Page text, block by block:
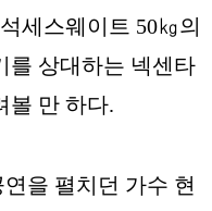
세스웨이트 50㎏의
를 상대하는 넥센타
볼 만 하다.
을 펼치던 가수 현